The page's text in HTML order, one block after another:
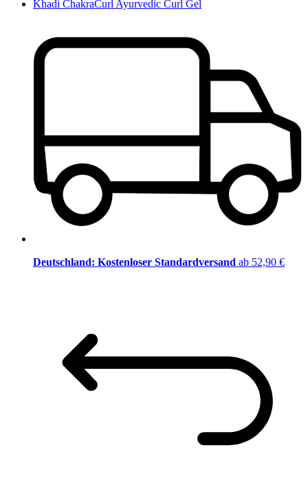
Khadi ChakraCurl Ayurvedic Curl Gel
Deutschland: Kostenloser Standardversand ab 52,90 €